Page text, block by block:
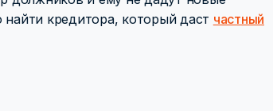
кредитора, который даст частный